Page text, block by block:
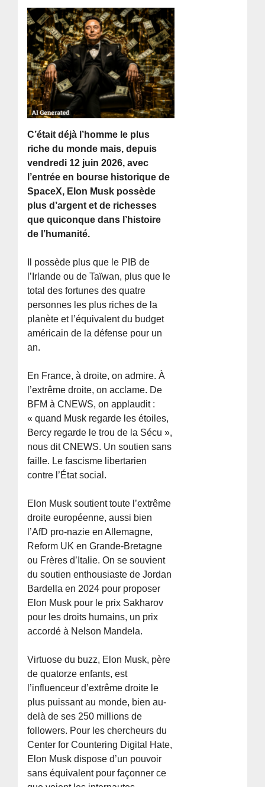
C’était déjà l’homme le plus
riche du monde mais, depuis
vendredi 12 juin 2026, avec
l’entrée en bourse historique de
SpaceX, Elon Musk possède
plus d’argent et de richesses
que quiconque dans l’histoire
de l’humanité.
Il possède plus que le PIB de
l’Irlande ou de Taïwan, plus que le
total des fortunes des quatre
personnes les plus riches de la
planète et l’équivalent du budget
américain de la défense pour un
an.
En France, à droite, on admire. À
l’extrême droite, on acclame. De
BFM à CNEWS, on applaudit :
« quand Musk regarde les étoiles,
Bercy regarde le trou de la Sécu »,
nous dit CNEWS. Un soutien sans
faille. Le fascisme libertarien
contre l’État social.
Elon Musk soutient toute l’extrême
droite européenne, aussi bien
l’AfD pro-nazie en Allemagne,
Reform UK en Grande-Bretagne
ou Frères d’Italie. On se souvient
du soutien enthousiaste de Jordan
Bardella en 2024 pour proposer
Elon Musk pour le prix Sakharov
pour les droits humains, un prix
accordé à Nelson Mandela.
Virtuose du buzz, Elon Musk, père
de quatorze enfants, est
l’influenceur d’extrême droite le
plus puissant au monde, bien au-
delà de ses 250 millions de
followers. Pour les chercheurs du
Center for Countering Digital Hate,
Elon Musk dispose d’un pouvoir
sans équivalent pour façonner ce